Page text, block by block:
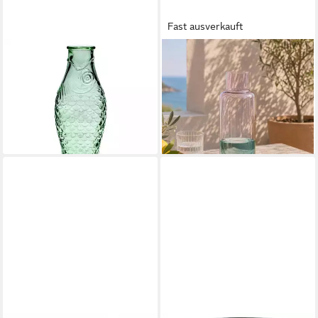
Karaffe Karaffe Fisch Grün
lieferbar - in 2-3 Werktagen bei dir
Fast ausverkauft
TRANQUILLO
Karaffe Raiinbow - Karaffe
von Tranquillo
19,90 €
lieferbar - in 3-4 Werktagen bei dir